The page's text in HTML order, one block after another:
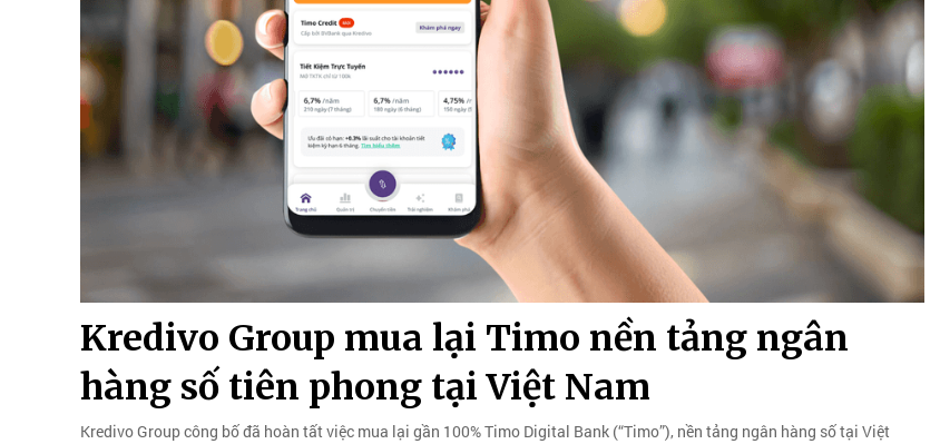
Kredivo Group mua lại Timo nền tảng ngân
hàng số tiên phong tại Việt Nam
Kredivo Group công bố đã hoàn tất việc mua lại gần 100% Timo Digital Bank (“Timo”), nền tảng ngân hàng số tại Việt